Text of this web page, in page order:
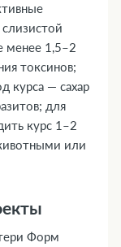
менее 1,5–2
токсинов;
курса — сахар
для
курс 1–2
или
Форм